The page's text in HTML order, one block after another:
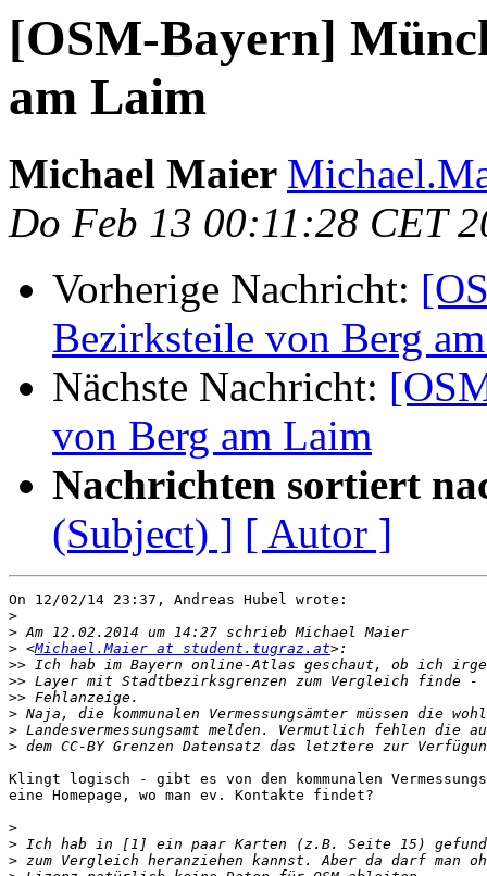
[OSM-Bayern]
am Laim
Michael Maier
Do Feb 13 00:11:28 CET
Vorherige Nachricht:
Bezirksteile von Berg
Nächste Nachricht:
von Berg am Laim
Nachrichten sortiert
(Subject) ] [ Autor ]
On 12/02/14 23:37, Andreas Hubel wrote:
>
>
> <Michael.Maier at student.tugraz.at
>>
>>
>>
>
>
>
Klingt logisch - gibt es von den kommunalen
eine Homepage, wo man ev. Kontakte findet?
>
>
>